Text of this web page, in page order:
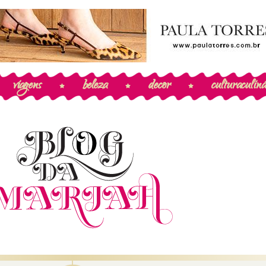
viagens beleza decor cultura